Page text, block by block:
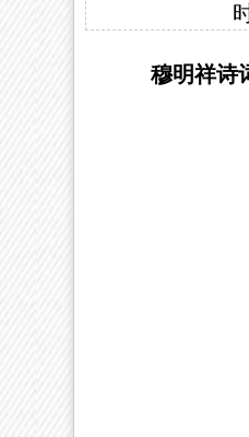
穆明祥诗